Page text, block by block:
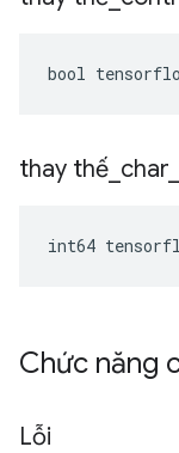
bool
thay thế char
int64
Chức năng
Lỗi